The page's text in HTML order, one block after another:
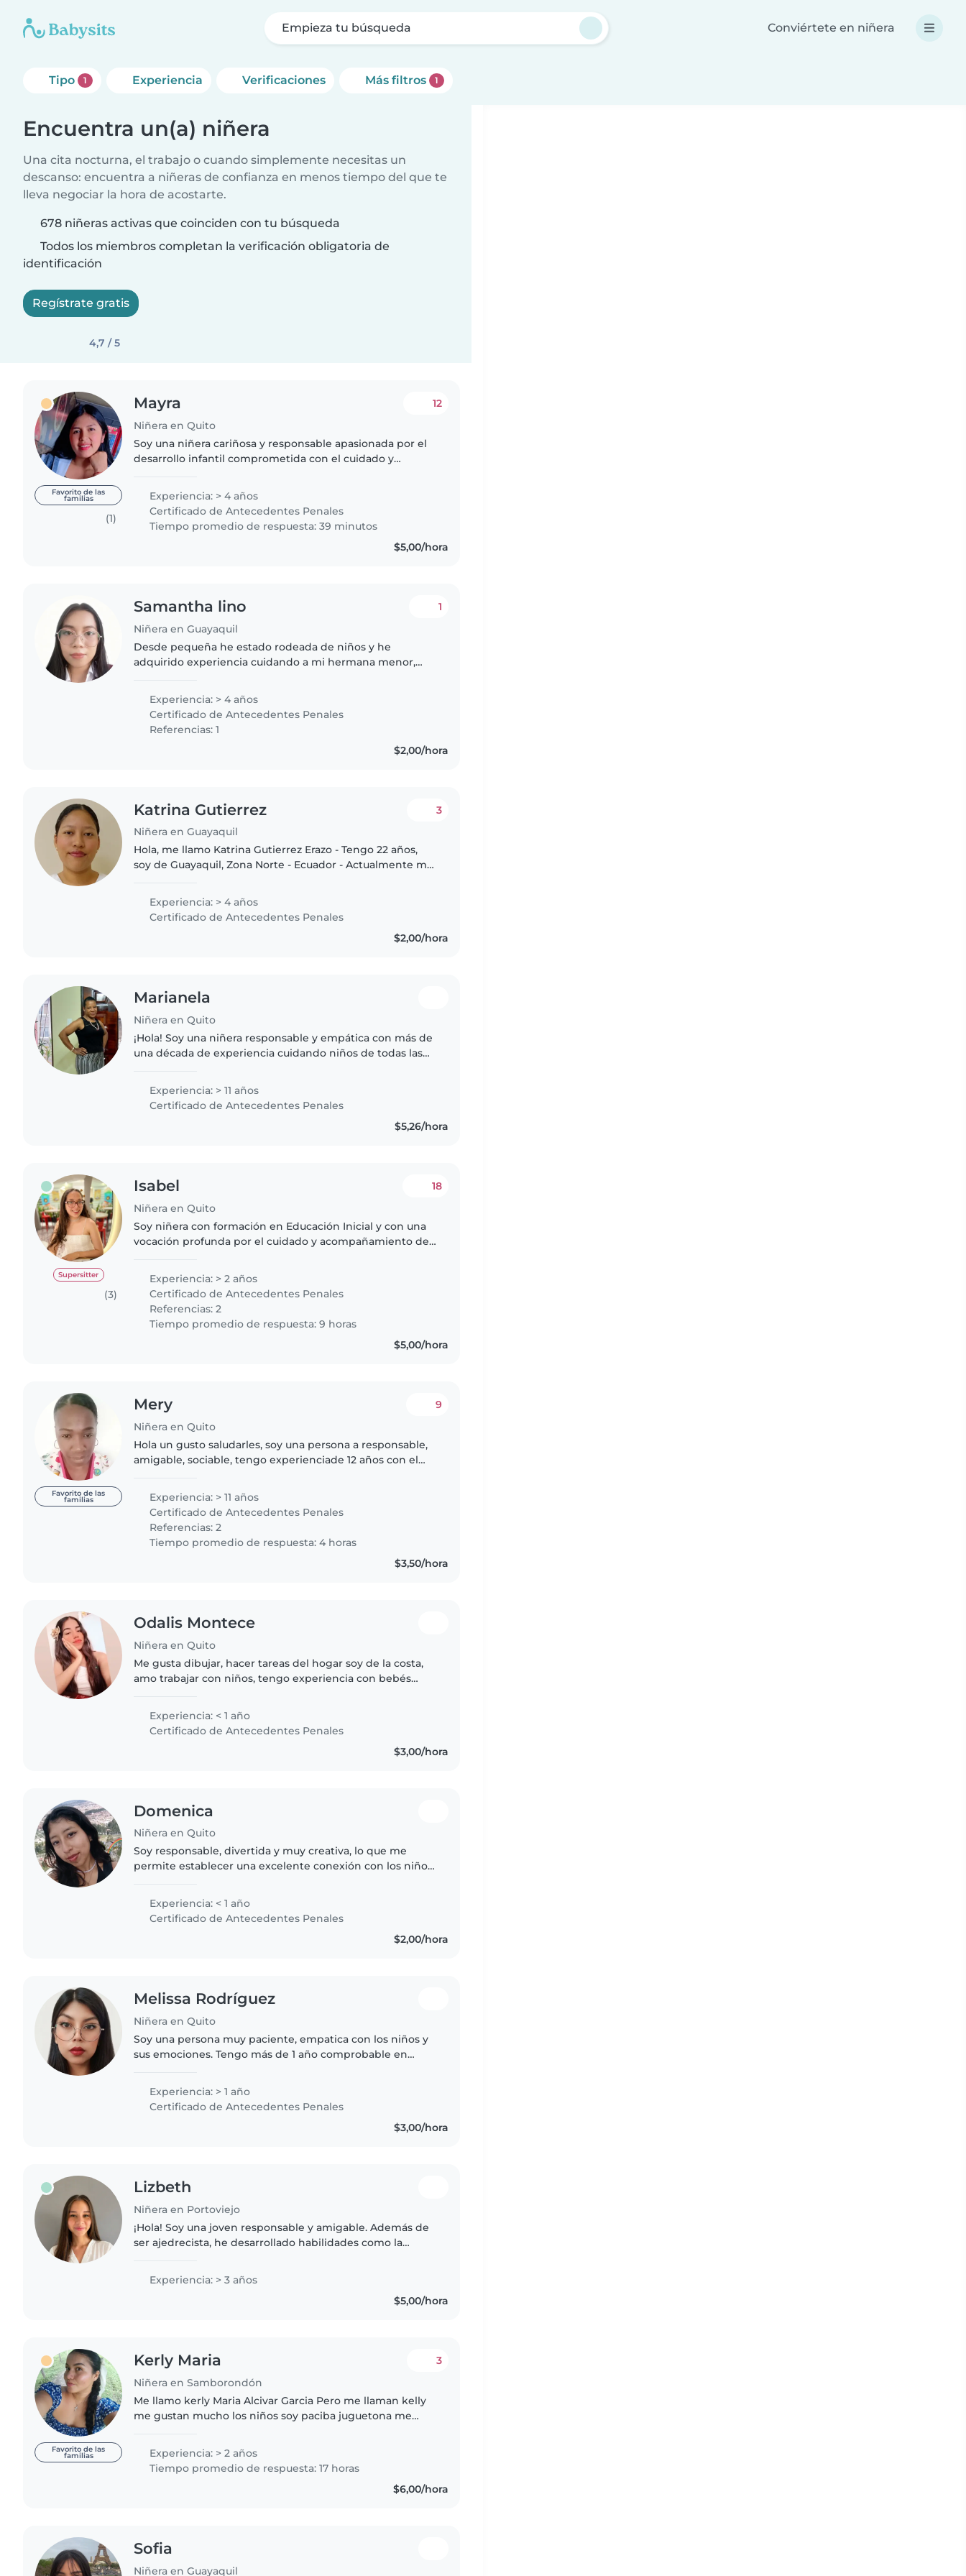
Empieza tu búsqueda Conviértete en niñera
Tipo 1 Experiencia Verificaciones Más filtros 1
Encuentra un(a) niñera
Una cita nocturna, el trabajo o cuando simplemente necesitas un
descanso: encuentra a niñeras de confianza en menos tiempo del que te
lleva negociar la hora de acostarte.
678 niñeras activas que coinciden con tu búsqueda
Todos los miembros completan la verificación obligatoria de
identificación
Regístrate gratis
4,7 / 5
Favorito de las
familias
(1)
Mayra
Niñera en Quito
12
Soy una niñera cariñosa y responsable apasionada por el
desarrollo infantil comprometida con el cuidado y
experiencia con bebés y..
Experiencia: > 4 años
Certificado de Antecedentes Penales
Tiempo promedio de respuesta: 39 minutos
$5,00/hora
Samantha lino
Niñera en Guayaquil
1
Desde pequeña he estado rodeada de niños y he
adquirido experiencia cuidando a mi hermana menor,
Experiencia: > 4 años
Certificado de Antecedentes Penales
Referencias: 1
$2,00/hora
Katrina Gutierrez
Niñera en Guayaquil
3
Hola, me llamo Katrina Gutierrez Erazo - Tengo 22 años,
soy de Guayaquil, Zona Norte - Ecuador - Actualmente me
Mi experiencia..
Experiencia: > 4 años
Certificado de Antecedentes Penales
$2,00/hora
Marianela
Niñera en Quito
¡Hola! Soy una niñera responsable y empática con más de
una década de experiencia cuidando niños de todas las
cocinando y ayudando..
Experiencia: > 11 años
Certificado de Antecedentes Penales
$5,26/hora
Supersitter
(3)
Isabel
Niñera en Quito
18
Soy niñera con formación en Educación Inicial y con una
vocación profunda por el cuidado y acompañamiento de
más pequeños me..
Experiencia: > 2 años
Certificado de Antecedentes Penales
Referencias: 2
Tiempo promedio de respuesta: 9 horas
$5,00/hora
Favorito de las
familias
Mery
Niñera en Quito
9
Hola un gusto saludarles, soy una persona a responsable,
amigable, sociable, tengo experienciade 12 años con el
edades de 12..
Experiencia: > 11 años
Certificado de Antecedentes Penales
Referencias: 2
Tiempo promedio de respuesta: 4 horas
$3,50/hora
Odalis Montece
Niñera en Quito
Me gusta dibujar, hacer tareas del hogar soy de la costa,
amo trabajar con niños, tengo experiencia con bebés
Experiencia: < 1 año
Certificado de Antecedentes Penales
$3,00/hora
Domenica
Niñera en Quito
Soy responsable, divertida y muy creativa, lo que me
permite establecer una excelente conexión con los niños.
hacer manualidades,..
Experiencia: < 1 año
Certificado de Antecedentes Penales
$2,00/hora
Melissa Rodríguez
Niñera en Quito
Soy una persona muy paciente, empatica con los niños y
sus emociones. Tengo más de 1 año comprobable en
en bienestar del..
Experiencia: > 1 año
Certificado de Antecedentes Penales
$3,00/hora
Lizbeth
Niñera en Portoviejo
¡Hola! Soy una joven responsable y amigable. Además de
ser ajedrecista, he desarrollado habilidades como la
decisiones bajo..
Experiencia: > 3 años
$5,00/hora
Favorito de las
familias
Kerly Maria
Niñera en Samborondón
3
Me llamo kerly Maria Alcivar Garcia Pero me llaman kelly
me gustan mucho los niños soy paciba juguetona me
busca de un empleo estable
Experiencia: > 2 años
Tiempo promedio de respuesta: 17 horas
$6,00/hora
Sofia
Niñera en Guayaquil